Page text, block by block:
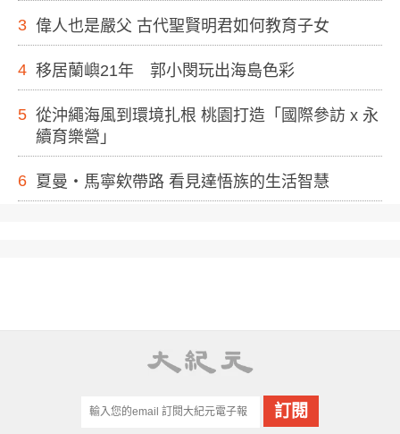
3 偉人也是嚴父 古代聖賢明君如何教育子女
4 移居蘭嶼21年 郭小閔玩出海島色彩
5 從沖繩海風到環境扎根 桃園打造「國際參訪 x 永
續育樂營」
6 夏曼・馬寧欸帶路 看見達悟族的生活智慧